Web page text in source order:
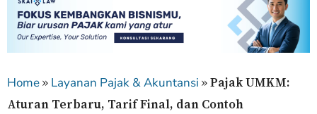
Home» Layanan Pajak & Akuntansi »Pajak UMKM:
Aturan Terbaru, Tarif Final, dan Contoh